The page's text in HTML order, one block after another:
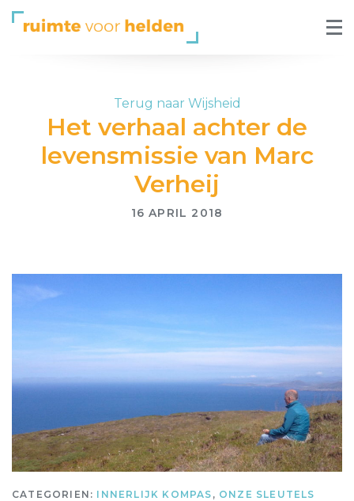
Terug naar Wijsheid
Het verhaal achter de
levensmissie van Marc
Verheij
16 APRIL 2018
CATEGORIEN: INNERLIJK KOMPAS , ONZE SLEUTELS